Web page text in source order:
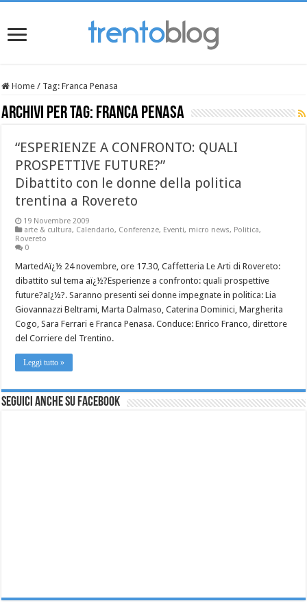
Home / Tag:Franca Penasa
Archivi per tag: Franca Penasa
“ESPERIENZE A CONFRONTO: QUALI
PROSPETTIVE FUTURE?”
Dibattito con le donne della politica
trentina a Rovereto
19 Novembre 2009
arte & cultura, Calendario, Conferenze, Eventi, micro news, Politica,
Rovereto
0
MartedAï¿½ 24 novembre, ore 17.30, Caffetteria Le Arti di Rovereto:
dibattito sul tema aï¿½?Esperienze a confronto: quali prospettive
future?aï¿½?. Saranno presenti sei donne impegnate in politica: Lia
Giovannazzi Beltrami, Marta Dalmaso, Caterina Dominici, Margherita
Cogo, Sara Ferrari e Franca Penasa. Conduce: Enrico Franco, direttore
del Corriere del Trentino.
Leggi tutto »
Seguici anche su Facebook